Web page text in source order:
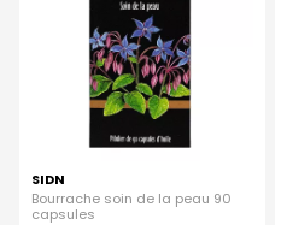
SIDN
Bourrache soin de la peau 90
capsules